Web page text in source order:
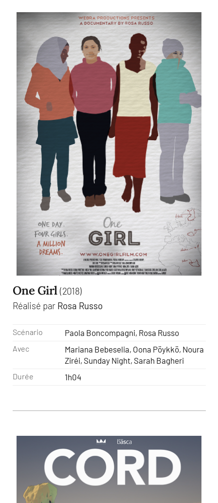
One Girl (2018)
Réalisé par Rosa Russo
Scénario Paola Boncompagni, Rosa Russo
Avec
Mariana Bebeselia, Oona Pöykkö, Noura
Ziréi, Sunday Night, Sarah Bagheri
Durée 1h04